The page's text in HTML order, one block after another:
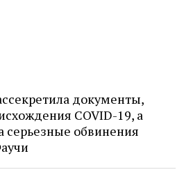
документы,
COVID-19, а
серьезные обвинения